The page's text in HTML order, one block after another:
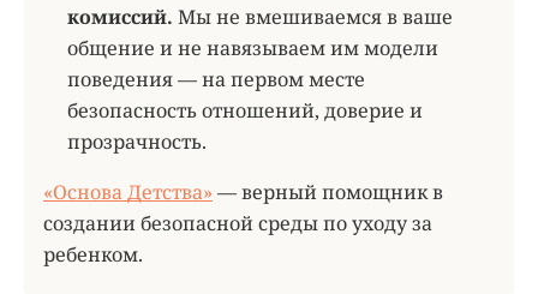
комиссий. Мы не вмешиваемся в ваше
общение и не навязываем им модели
поведения — на первом месте
безопасность отношений, доверие и
прозрачность.
«Основа Детства» — верный помощник в
создании безопасной среды по уходу за
ребенком.